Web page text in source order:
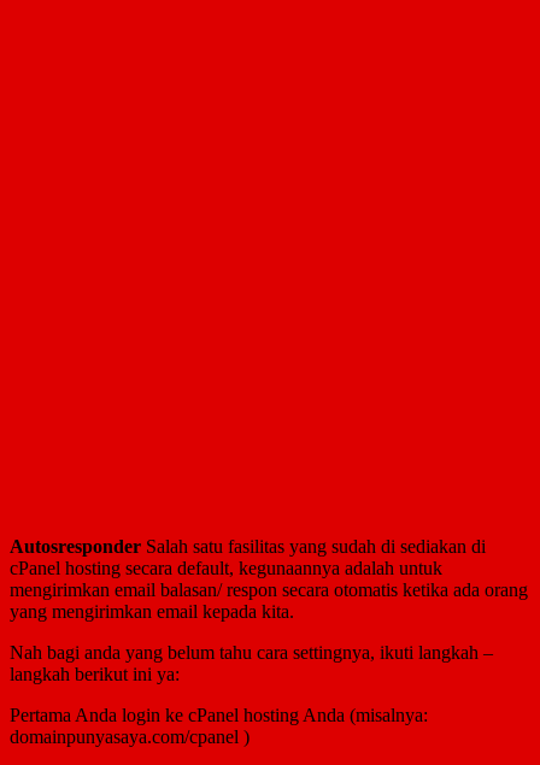
Autosresponder Salah satu fasilitas yang sudah di sediakan di
cPanel hosting secara default, kegunaannya adalah untuk
mengirimkan email balasan/ respon secara otomatis ketika ada orang
yang mengirimkan email kepada kita.
Nah bagi anda yang belum tahu cara settingnya, ikuti langkah –
langkah berikut ini ya:
Pertama Anda login ke cPanel hosting Anda (misalnya:
domainpunyasaya.com/cpanel )